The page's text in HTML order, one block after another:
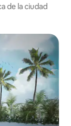
de la ciudad